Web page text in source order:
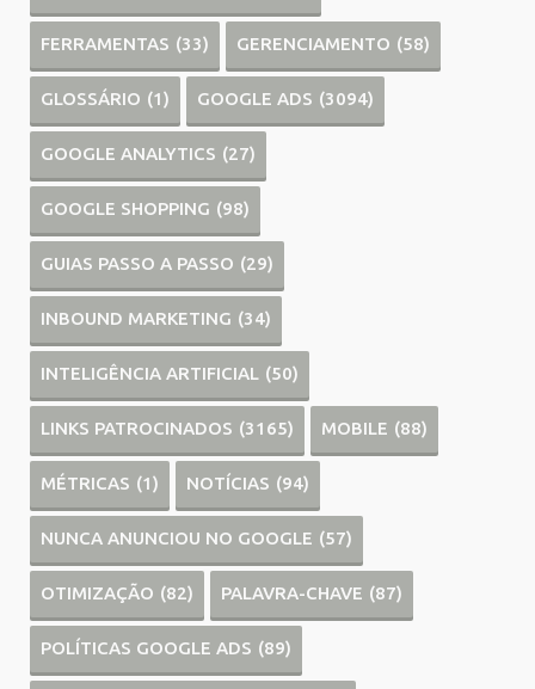
FERRAMENTAS (33) GERENCIAMENTO (58)
GLOSSÁRIO (1) GOOGLE ADS (3094)
GOOGLE ANALYTICS (27)
GOOGLE SHOPPING (98)
GUIAS PASSO A PASSO (29)
INBOUND MARKETING (34)
INTELIGÊNCIA ARTIFICIAL (50)
LINKS PATROCINADOS (3165) MOBILE (88)
MÉTRICAS (1) NOTÍCIAS (94)
NUNCA ANUNCIOU NO GOOGLE (57)
OTIMIZAÇÃO (82) PALAVRA-CHAVE (87)
POLÍTICAS GOOGLE ADS (89)